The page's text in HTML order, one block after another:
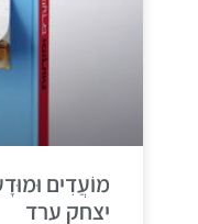
מוֹעֲדִים
יצחק ערד